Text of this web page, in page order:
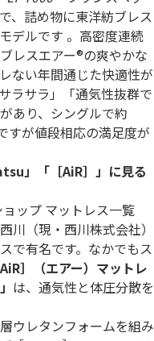
、詰め物に東洋紡ブレス
デルです 。高密度連続
レスエアー®の爽やかな
ない年間通じた快適性が
ラサラ」「通気性抜群で
あり、シングルで約
すが値段相応の満足度が
」「［AiR］」に見る
ップ マットレス一覧
川（現・西川株式会社）
で有名です。なかでもス
AiR］（エアー）マットレ
は、通気性と体圧分散を
ウレタンフォームを組み